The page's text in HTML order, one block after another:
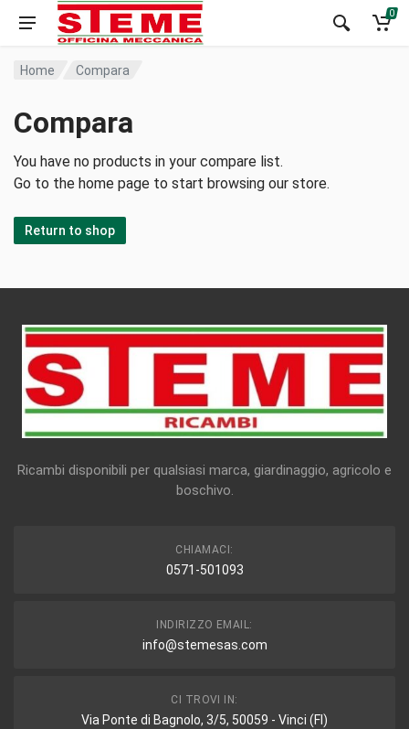
0
Home Compara
Compara
You have no products in your compare list.
Go to the home page to start browsing our store.
Return to shop
Ricambi disponibili per qualsiasi marca, giardinaggio, agricolo e
boschivo.
CHIAMACI:
0571-501093
INDIRIZZO EMAIL:
info@stemesas.com
CI TROVI IN:
Via Ponte di Bagnolo, 3/5, 50059 - Vinci (FI)